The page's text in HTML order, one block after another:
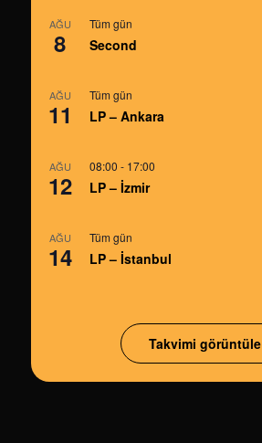
AĞU
8
Tüm gün
Second
AĞU
11
Tüm gün
LP – Ankara
AĞU
12
08:00 - 17:00
LP – İzmir
AĞU
14
Tüm gün
LP – İstanbul
Takvimi görüntüle